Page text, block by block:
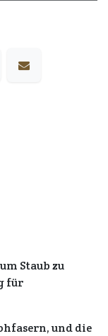
Staub zu
für
und die